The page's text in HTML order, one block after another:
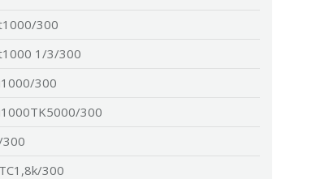
300
1/3/300
300
300
300
300